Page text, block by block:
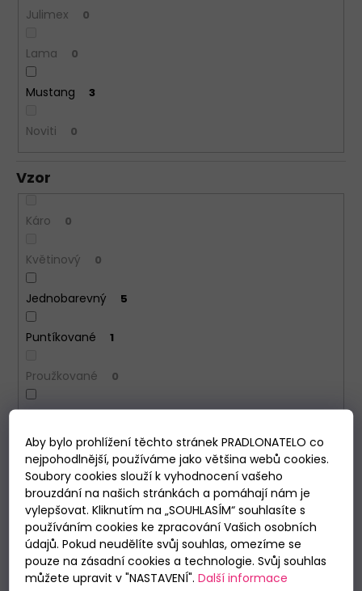
Aby bylo prohlížení těchto stránek PRADLONATELO co
nejpohodlnější, používáme jako většina webů cookies.
Soubory cookies slouží k vyhodnocení vašeho
brouzdání na našich stránkách a pomáhají nám je
vylepšovat. Kliknutím na „SOUHLASÍM“ souhlasíte s
používáním cookies ke zpracování Vašich osobních
údajů. Pokud neudělíte svůj souhlas, omezíme se
pouze na zásadní cookies a technologie. Svůj souhlas
můžete upravit v "NASTAVENÍ". Další informace
Julimex 0
Lama 0
Mustang 3
Noviti 0
Vzor
Káro 0
Květinový 0
Jednobarevný 5
Puntíkované 1
Proužkované 0
Obrázek 2
Medvědi 0
VYMAZAT FILTRY
Položek k zobrazení:9
V
ý
3 KS V BALENÍ